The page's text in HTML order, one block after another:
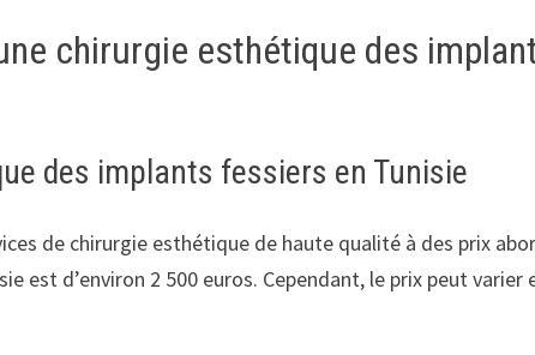
chirurgie esthétique des
des implants fessiers en Tunisie
de chirurgie esthétique de haute qualité à des prix
est d’environ 2 500 euros. Cependant, le prix peut